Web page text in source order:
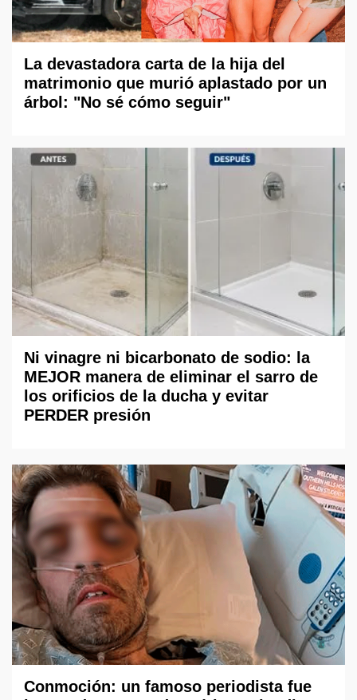
La devastadora carta de la hija del
matrimonio que murió aplastado por un
árbol: "No sé cómo seguir"
Ni vinagre ni bicarbonato de sodio: la
MEJOR manera de eliminar el sarro de
los orificios de la ducha y evitar
PERDER presión
Conmoción: un famoso periodista fue